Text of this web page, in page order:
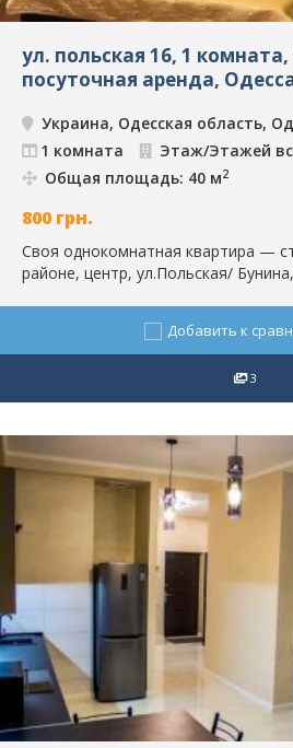
ул. польская 16, 1
посуточная аренда,
Украина, Одесская область,
1 комната
Этаж/Этажей
Общая площадь: 40 м2
800 грн.
Своя однокомнатная квартира —
районе, центр, ул.Польская/
Добавить к
3